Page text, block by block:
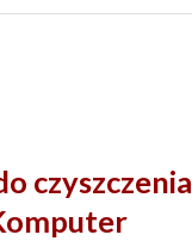
czyszczenia